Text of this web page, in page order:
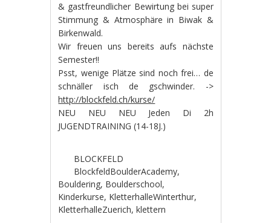
& gastfreundlicher Bewirtung bei super
Stimmung & Atmosphäre in Biwak &
Birkenwald.
Wir freuen uns bereits aufs nächste
Semester!!
Psst, wenige Plätze sind noch frei… de
schnäller isch de gschwinder. ->
http://blockfeld.ch/kurse/
NEU NEU NEU Jeden Di 2h
JUGENDTRAINING (14-18J.)
BLOCKFELD
BlockfeldBoulderAcademy,
Bouldering, Boulderschool,
Kinderkurse, KletterhalleWinterthur,
KletterhalleZuerich,klettern